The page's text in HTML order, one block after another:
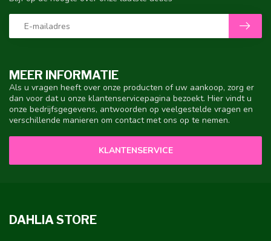
MEER INFORMATIE
Als u vragen heeft over onze producten of uw aankoop, zorg er
dan voor dat u onze klantenservicepagina bezoekt. Hier vindt u
onze bedrijfsgegevens, antwoorden op veelgestelde vragen en
verschillende manieren om contact met ons op te nemen.
KLANTENSERVICE
DAHLIA STORE